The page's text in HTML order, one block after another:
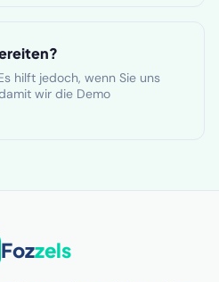
hilft jedoch, wenn Sie uns
wir die Demo
Fozzels